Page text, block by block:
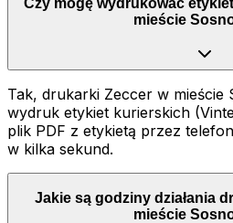
Czy mogę wydrukować
mieście
Tak, drukarki Zeccer w mieście
wydruk etykiet kurierskich
plik PDF z etykietą przez
w kilka sekund.
Jakie są godziny działania
mieście